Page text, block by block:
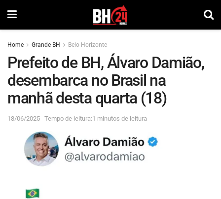
Home Grande BH Belo Horizonte
Prefeito de BH, Álvaro Damião,
desembarca no Brasil na
manhã desta quarta (18)
18/06/2025 Tempo de leitura:1 minutos de leitura